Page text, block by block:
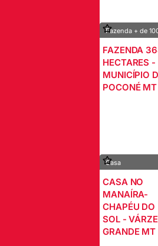
Fazenda + de
FAZENDA
HECTARES -
MUNICÍPIO
POCONÉ MT
Casa
CASA NO
MANAÍRA-
CHAPÉU DO
SOL -
GRANDE MT